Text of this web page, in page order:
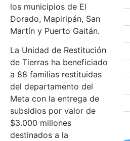
los municipios de El
Dorado, Mapiripán, San
Martín y Puerto Gaitán.
La Unidad de Restitución
de Tierras ha beneficiado
a 88 familias restituidas
del departamento del
Meta con la entrega de
subsidios por valor de
$3.000 millones
destinados a la